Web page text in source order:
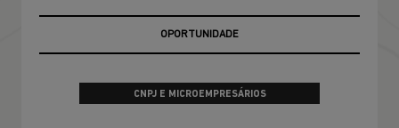
OPORTUNIDADE
CNPJ E MICROEMPRESÁRIOS